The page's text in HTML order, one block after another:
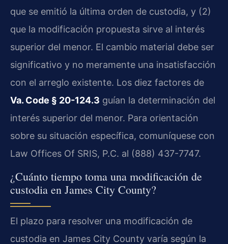
que se emitió la última orden de custodia, y (2)
que la modificación propuesta sirve al interés
superior del menor. El cambio material debe ser
significativo y no meramente una insatisfacción
con el arreglo existente. Los diez factores de
Va. Code § 20-124.3 guían la determinación del
interés superior del menor. Para orientación
sobre su situación específica, comuníquese con
Law Offices Of SRIS, P.C. al (888) 437-7747.
¿Cuánto tiempo toma una modificación de
custodia en James City County?
El plazo para resolver una modificación de
custodia en James City County varía según la